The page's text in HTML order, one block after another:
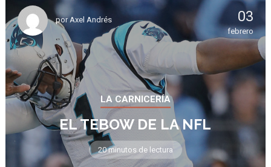
porAxel Andrés 03
febrero
LA CARNICERÍA
EL TEBOW DE LA NFL
20 minutos de lectura